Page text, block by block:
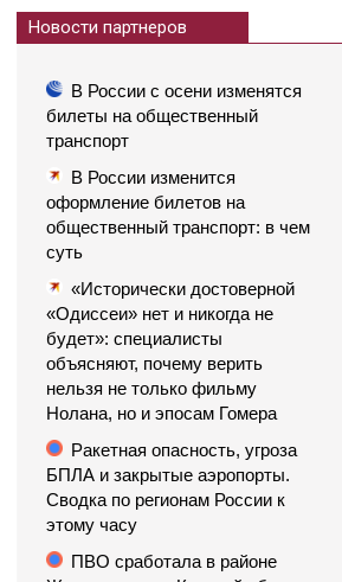
Новости партнеров
В России с осени изменятся
билеты на общественный
транспорт
В России изменится
оформление билетов на
общественный транспорт: в чем
суть
«Исторически достоверной
«Одиссеи» нет и никогда не
будет»: специалисты
объясняют, почему верить
нельзя не только фильму
Нолана, но и эпосам Гомера
Ракетная опасность, угроза
БПЛА и закрытые аэропорты.
Сводка по регионам России к
этому часу
ПВО сработала в районе